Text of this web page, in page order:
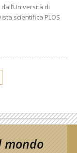
di
scientifica PLOS
mondo